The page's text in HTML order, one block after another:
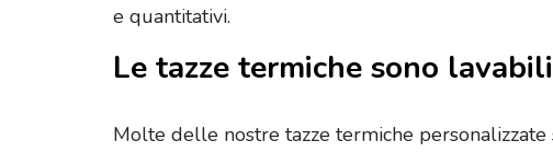
e quantitativi.
Le tazze termiche sono
Molte delle nostre tazze termiche